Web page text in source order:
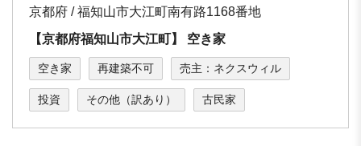
京都府 / 福知⼭市⼤江町南有路1168番地
【京都府福知⼭市⼤江町】 空き家
空き家 再建築不可 売主：ネクスウィル
投資 その他（訳あり） 古民家